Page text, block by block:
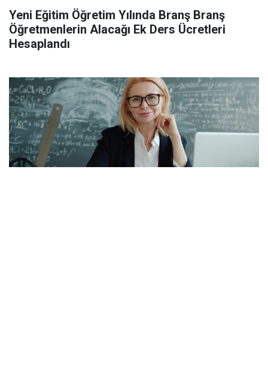
Yeni Eğitim Öğretim Yılında Branş Branş
Öğretmenlerin Alacağı Ek Ders Ücretleri
Hesaplandı